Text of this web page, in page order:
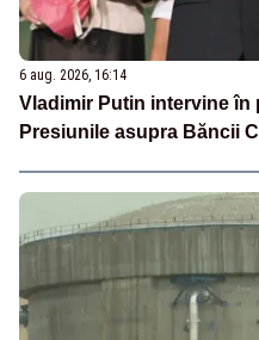
6 aug. 2026, 16:14
Vladimir Putin intervine în
Presiunile asupra Băncii